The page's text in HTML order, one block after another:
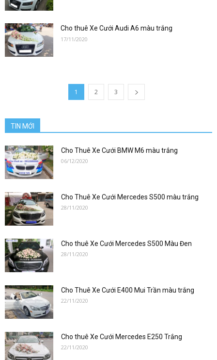
Cho thuê Xe Cưới Audi A6 màu trắng
17/11/2020
1 2 3
TIN MỚI
Cho Thuê Xe Cưới BMW M6 màu trắng
06/12/2020
Cho Thuê Xe Cưới Mercedes S500 màu trắng
28/11/2020
Cho thuê Xe Cưới Mercedes S500 Màu Đen
28/11/2020
Cho Thuê Xe Cưới E400 Mui Trần màu trắng
22/11/2020
Cho thuê Xe Cưới Mercedes E250 Trắng
22/11/2020